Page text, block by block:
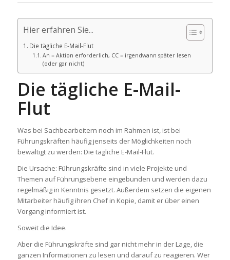
Hier erfahren Sie...
Die tägliche E-Mail-Flut
An = Aktion erforderlich, CC = irgendwann später lesen
(oder gar nicht)
Die tägliche E-Mail-
Flut
Was bei Sachbearbeitern noch im Rahmen ist, ist bei
Führungskräften häufig jenseits der Möglichkeiten noch
bewältigt zu werden: Die tägliche E-Mail-Flut.
Die Ursache: Führungskräfte sind in viele Projekte und
Themen auf Führungsebene eingebunden und werden dazu
regelmäßig in Kenntnis gesetzt. Außerdem setzen die eigenen
Mitarbeiter häufig ihren Chef in Kopie, damit er über einen
Vorgang informiert ist.
Soweit die Idee.
Aber die Führungskräfte sind gar nicht mehr in der Lage, die
ganzen Informationen zu lesen und darauf zu reagieren. Wer